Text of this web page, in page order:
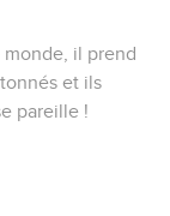
monde, il prend
et ils
pareille !